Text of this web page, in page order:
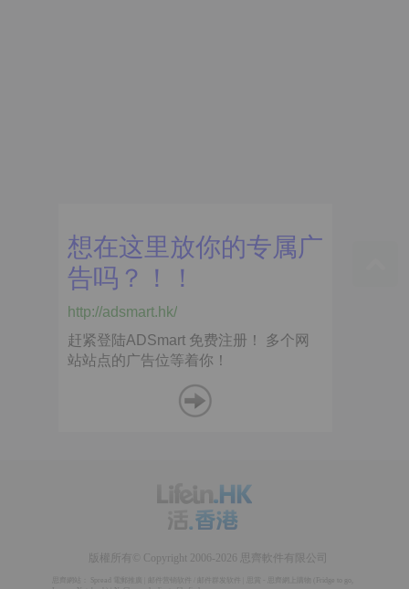
版權所有© Copyright 2006-2026 思齊軟件有限公司
Spread 電郵推廣